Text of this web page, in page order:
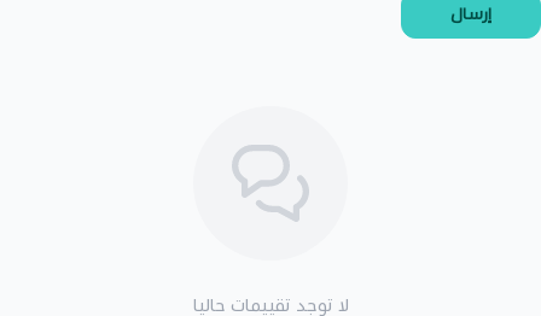
إرسال
لا توجد تقييمات حاليا